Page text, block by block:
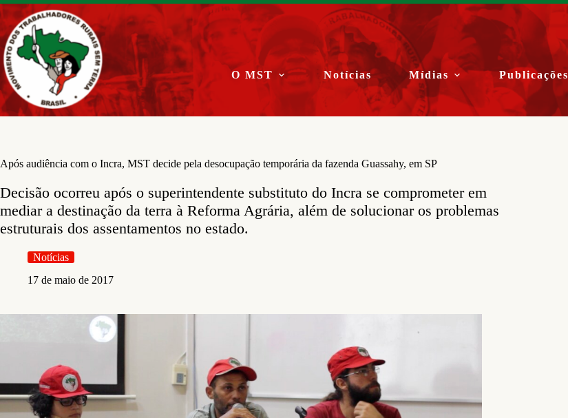
Pular
para
o
conteúdo
O MST Notícias Mídias Publicações
Após audiência com o Incra, MST decide pela desocupação temporária da fazenda Guassahy, em SP
Decisão ocorreu após o superintendente substituto do Incra se comprometer em
mediar a destinação da terra à Reforma Agrária, além de solucionar os problemas
estruturais dos assentamentos no estado.
Notícias
17 de maio de 2017